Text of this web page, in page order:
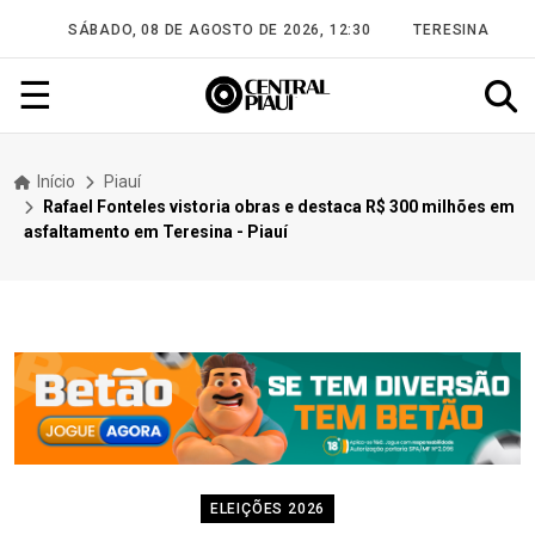
SÁBADO, 08 DE AGOSTO DE 2026, 12:30 TERESINA
☰
Início
Piauí
Rafael Fonteles vistoria obras e destaca R$ 300 milhões em
asfaltamento em Teresina - Piauí
ELEIÇÕES 2026